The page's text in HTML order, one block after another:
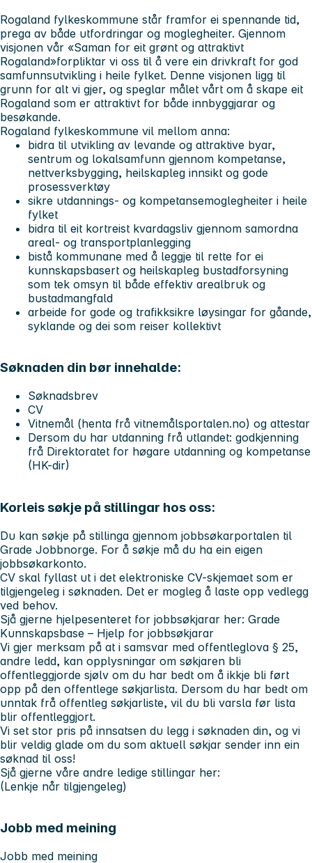
Rogaland fylkeskommune står framfor ei spennande tid,
prega av både utfordringar og moglegheiter. Gjennom
visjonen vår «Saman for eit grønt og attraktivt
Rogaland»forpliktar vi oss til å vere ein drivkraft for god
samfunnsutvikling i heile fylket. Denne visjonen ligg til
grunn for alt vi gjer, og speglar målet vårt om å skape eit
Rogaland som er attraktivt for både innbyggjarar og
besøkande.
Rogaland fylkeskommune vil mellom anna:
bidra til utvikling av levande og attraktive byar,
sentrum og lokalsamfunn gjennom kompetanse,
nettverksbygging, heilskapleg innsikt og gode
prosessverktøy
sikre utdannings- og kompetansemoglegheiter i heile
fylket
bidra til eit kortreist kvardagsliv gjennom samordna
areal- og transportplanlegging
bistå kommunane med å leggje til rette for ei
kunnskapsbasert og heilskapleg bustadforsyning
som tek omsyn til både effektiv arealbruk og
bustadmangfald
arbeide for gode og trafikksikre løysingar for gåande,
syklande og dei som reiser kollektivt
Søknaden din bør innehalde:
Søknadsbrev
CV
Vitnemål (henta frå vitnemålsportalen.no) og attestar
Dersom du har utdanning frå utlandet: godkjenning
frå Direktoratet for høgare utdanning og kompetanse
(HK-dir)
Korleis søkje på stillingar hos oss:
Du kan søkje på stillinga gjennom jobbsøkarportalen til
Grade Jobbnorge. For å søkje må du ha ein eigen
jobbsøkarkonto.
CV skal fyllast ut i det elektroniske CV-skjemaet som er
tilgjengeleg i søknaden. Det er mogleg å laste opp vedlegg
ved behov.
Sjå gjerne hjelpesenteret for jobbsøkjarar her: Grade
Kunnskapsbase – Hjelp for jobbsøkjarar
Vi gjer merksam på at i samsvar med offentleglova § 25,
andre ledd, kan opplysningar om søkjaren bli
offentleggjorde sjølv om du har bedt om å ikkje bli ført
opp på den offentlege søkjarlista. Dersom du har bedt om
unntak frå offentleg søkjarliste, vil du bli varsla før lista
blir offentleggjort.
Vi set stor pris på innsatsen du legg i søknaden din, og vi
blir veldig glade om du som aktuell søkjar sender inn ein
søknad til oss!
Sjå gjerne våre andre ledige stillingar her:
(Lenkje når tilgjengeleg)
Jobb med meining
Jobb med meining